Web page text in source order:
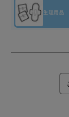
生理用品